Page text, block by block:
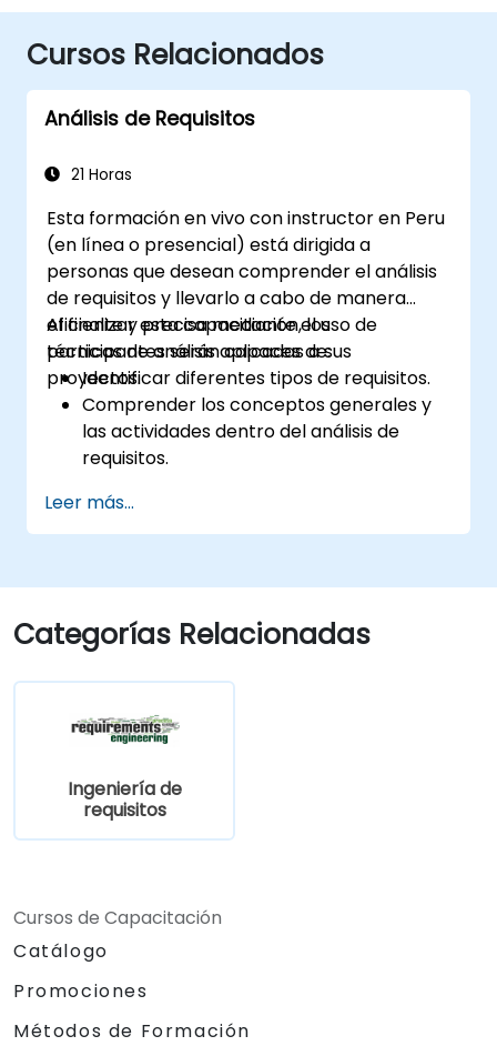
Cursos Relacionados
Análisis de Requisitos
21 Horas
Esta formación en vivo con instructor en Peru
(en línea o presencial) está dirigida a
personas que desean comprender el análisis
de requisitos y llevarlo a cabo de manera
eficiente y precisa mediante el uso de
técnicas de análisis aplicadas a sus
proyectos.
Al finalizar esta capacitación, los
participantes serán capaces de:
Identificar diferentes tipos de requisitos.
Comprender los conceptos generales y
las actividades dentro del análisis de
requisitos.
análisis de requisitos.
Utilizar diversas técnicas de análisis de
Estructurar los requisitos para
comunicarse de manera eficiente con
arquitectos y desarrolladores mediante
Leer más...
Categorías Relacionadas
Ingeniería de
requisitos
Cursos de Capacitación
Catálogo
Promociones
Métodos de Formación